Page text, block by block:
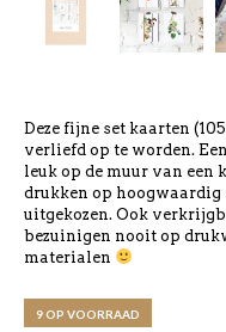
Deze fijne set kaarten
verliefd op te worden.
leuk op de muur van een
drukken op
uitgekozen. Ook
bezuinigen nooit op
materialen
9 OP VOORRAAD